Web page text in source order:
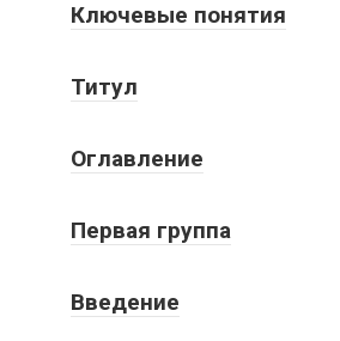
Ключевые понятия
Титул
Оглавление
Первая группа
Введение